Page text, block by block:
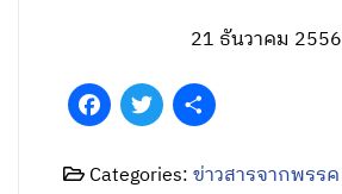
21 ธันวาคม 2556
FacebookTwitter
Categories:ข่าวสารจากพรรค